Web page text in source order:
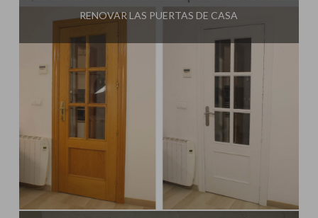
RENOVAR LAS PUERTAS DE CASA
Influencer: Una Casa Diferente